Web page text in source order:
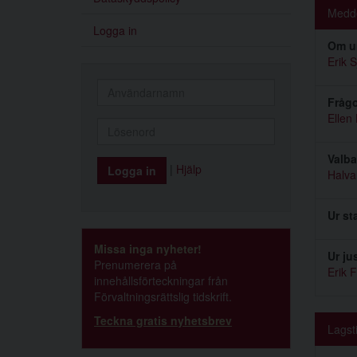
Logga in
Hjälp
Missa inga nyheter!
Prenumerera på
innehållsförteckningar från
Förvaltningsrättslig tidskrift.
Teckna gratis nyhetsbrev
Om
Erik
Ellen
Ur
Ur
Erik